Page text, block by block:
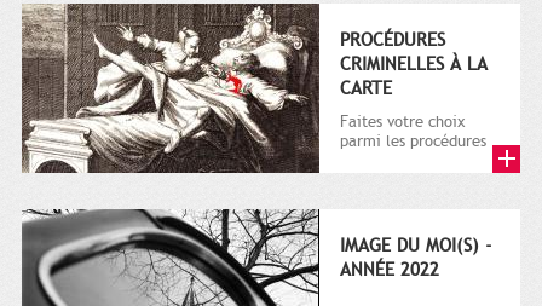
PROCÉDURES
CRIMINELLES À LA
CARTE
Faites votre choix
parmi les procédures
IMAGE DU MOI(S) -
ANNÉE 2022